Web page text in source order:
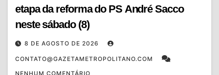
etapa da reforma do PS André Sacco
neste sábado (8)
8 DE AGOSTO DE 2026
CONTATO@GAZETAMETROPOLITANO.COM
NENHUM COMENTÁRIO